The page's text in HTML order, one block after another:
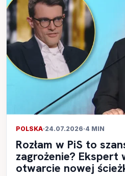
POLSKA·24.07.2026·4 MIN
Rozłam w PiS to
zagrożenie? Ekspert
otwarcie nowej